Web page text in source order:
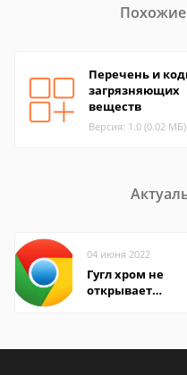
Перечень и
загрязняющих
веществ
Версия: 1.0 (0.02 МБ)
04 июня 2022
Гугл хром не
открывает